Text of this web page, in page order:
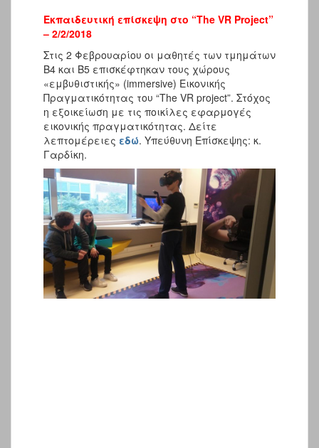
Εκπαιδευτική επίσκεψη στο “The VR Project”
– 2/2/2018
Στις 2 Φεβρουαρίου οι μαθητές των τμημάτων
Β4 και Β5 επισκέφτηκαν τους χώρους
«εμβυθιστικής» (immersive) Εικονικής
Πραγματικότητας του “The VR project”. Στόχος
η εξοικείωση με τις ποικίλες εφαρμογές
εικονικής πραγματικότητας. Δείτε
λεπτομέρειες εδώ. Υπεύθυνη Επίσκεψης: κ.
Γαρδίκη.